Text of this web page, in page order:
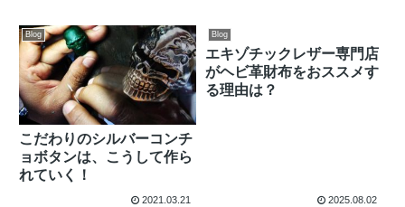
Blog
こだわりのシルバーコンチ
ョボタンは、こうして作ら
れていく！
2021.03.21
Blog
エキゾチックレザー専門店
がヘビ革財布をおススメす
る理由は？
2025.08.02